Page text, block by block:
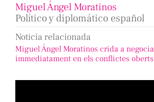
Miguel Ángel Moratinos
Político y diplomático español
Noticia relacionada
Miguel Ángel Moratinos crida a
immediatament en els conflictes oberts